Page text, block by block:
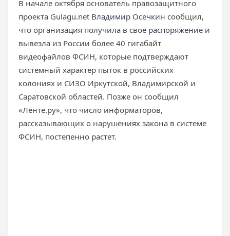
В начале октября основатель правозащитного
проекта Gulagu.net Владимир Осечкин сообщил,
что организация получила в свое распоряжение и
вывезла из России более 40 гигабайт
видеофайлов ФСИН, которые подтверждают
системный характер пыток в российских
колониях и СИЗО Иркутской, Владимирской и
Саратовской областей. Позже он сообщил
«Ленте.ру», что число информаторов,
рассказывающих о нарушениях закона в системе
ФСИН, постепенно растет.